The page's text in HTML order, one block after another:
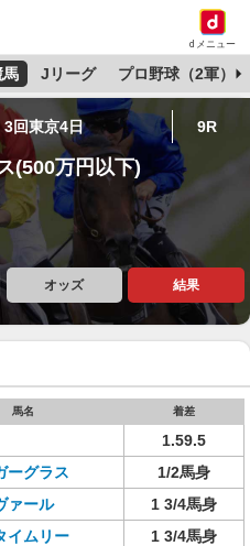
dメニュー
馬 Jリーグ プロ野球（2軍）
回東京4日 9R
(500万円以下)
オッズ 結果
馬名 着差
ム
1.59.5
ーグラス
1/2馬身
ァール
1 3/4馬身
イムリー
1 3/4馬身